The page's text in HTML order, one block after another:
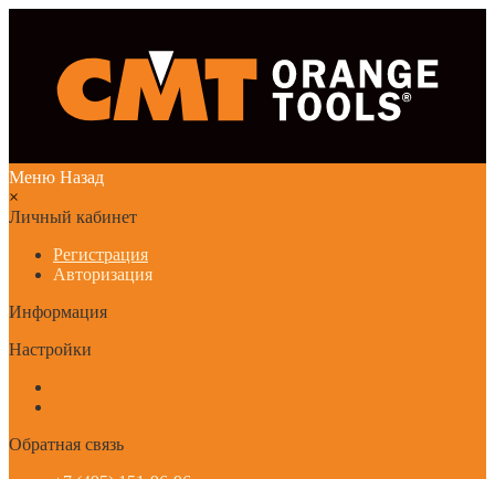
Меню Назад
×
Личный кабинет
Регистрация
Авторизация
Информация
Настройки
Обратная связь